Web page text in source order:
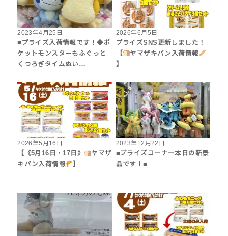
2023年4月25日
■プライズ入荷情報です！◆ポ
ケットモンスターもふぐっと
くつろぎタイムぬい…
2026年6月5日
プライズSNS更新しました！
【
ヤマザキパン入荷情報
】
2026年5月16日
【《5月16日・17日》
ヤマザ
キパン入荷情報
】
2023年12月22日
■プライズコーナー本日の新景
品です！■